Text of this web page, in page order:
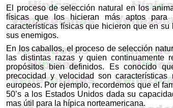
El proceso de selección natural en los
físicas que los hicieran más aptos para
características físicas que hicieron que en
sus enemigos.
En los caballos, el proceso de selección
las distintas razas y quien continuamente
propósitos bien definidos. Es conocido
precocidad y velocidad son
europeos. Por ejemplo, recordemos que el
50’s a los Estados Unidos dada su
mas útil para la hípica norteamericana.